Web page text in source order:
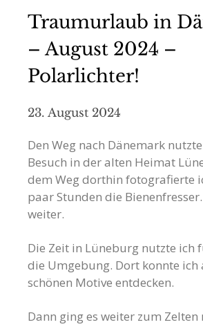
Traumurlaub in
– August 2024 –
Polarlichter!
23. August 2024
Den Weg nach Dänemark
Besuch in der alten Heimat
dem Weg dorthin fotografierte
paar Stunden die
weiter.
Die Zeit in Lüneburg nutzte ich
die Umgebung. Dort konnte ich
schönen Motive entdecken.
Dann ging es weiter zum